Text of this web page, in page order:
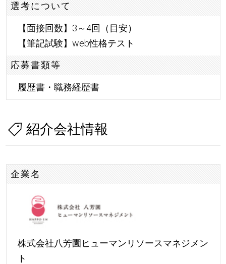
選考について
【面接回数】3～4回（目安）
【筆記試験】web性格テスト
応募書類等
履歴書・職務経歴書
紹介会社情報
企業名
株式会社八芳園ヒューマンリソースマネジメン
ト